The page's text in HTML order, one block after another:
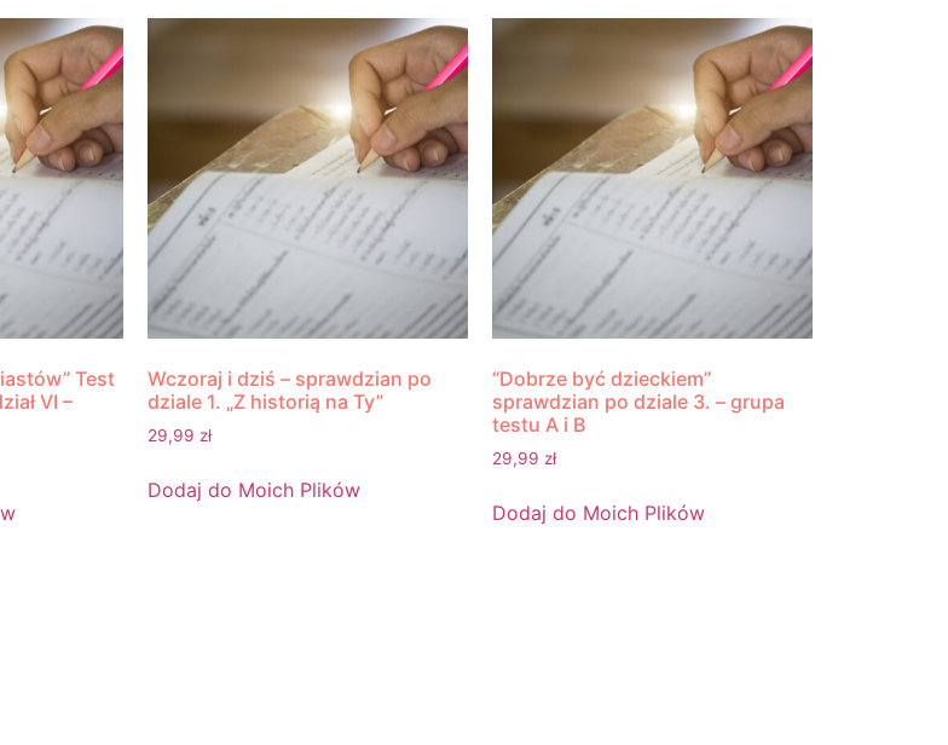
Test
VI –
Wczoraj i dziś – sprawdzian po
dziale 1. „Z historią na Ty”
29,99 zł
Dodaj do Moich Plików
“Dobrze być dzieckiem”
sprawdzian po dziale 3. – grupa
testu A i B
29,99 zł
Dodaj do Moich Plików